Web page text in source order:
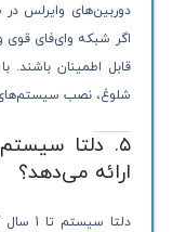
دوربین‌های وایرلس
اگر شبکه وای‌فای قوی
قابل اطمینان باشند.
شلوغ، نصب
۵. دلتا
ارائه می‌دهد؟